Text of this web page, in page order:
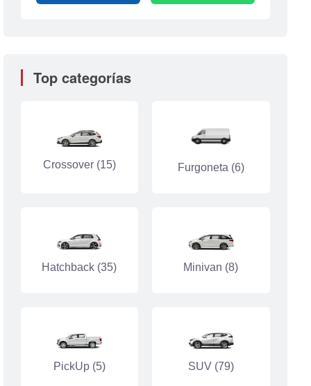
Top categorías
Crossover (15) Furgoneta (6)
Hatchback (35) Minivan (8)
PickUp (5) SUV (79)